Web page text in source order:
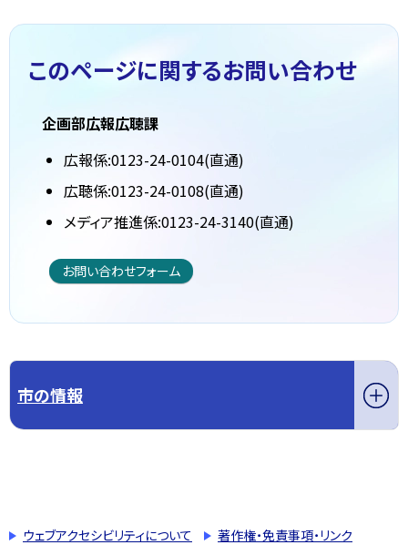
このページに関するお問い合わせ
企画部広報広聴課
広報係:0123-24-0104(直通)
広聴係:0123-24-0108(直通)
メディア推進係:0123-24-3140(直通)
お問い合わせフォーム
市の情報
ウェブアクセシビリティについて
著作権・免責事項・リンク